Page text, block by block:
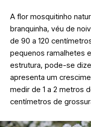
A flor mosquitinho
branquinha, véu de
de 90 a 120
pequenos ramalhetes
estrutura, pode-se
apresenta um
medir de 1 a 2 metros
centímetros de